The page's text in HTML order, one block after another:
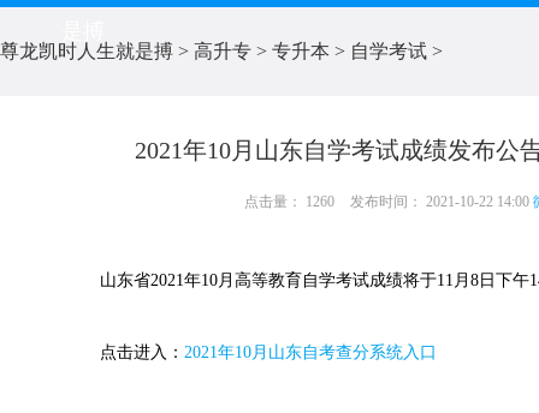
尊龙凯时人生就是搏 > 高升专 > 专升本 > 自学考试 >
2021年10月山东自学考试成绩发布公
点击量： 1260 发布时间： 2021-10-22 14:00
山东省2021年10月高等教育自学考试成绩将于11月8日下午
点击进入： 2021年10月山东自考查分系统入口